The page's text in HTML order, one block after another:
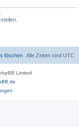
Alle Zeiten sind UTC
löschen
Limited